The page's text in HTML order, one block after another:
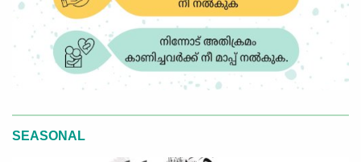
SEASONAL